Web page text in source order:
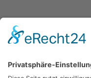
Hochzeit am